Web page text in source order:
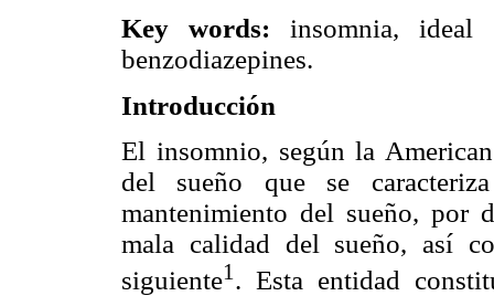
Key words: insomnia, ideal
benzodiazepines.
Introducción
El insomnio, según la
del sueño que se
mantenimiento del sueño, por
mala calidad del sueño, así
siguiente1 . Esta entidad